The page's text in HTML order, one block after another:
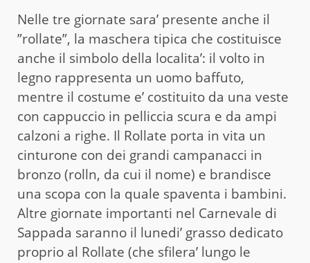
Nelle tre giornate sara’ presente anche il
”rollate”, la maschera tipica che costituisce
anche il simbolo della localita’: il volto in
legno rappresenta un uomo baffuto,
mentre il costume e’ costituito da una veste
con cappuccio in pelliccia scura e da ampi
calzoni a righe. Il Rollate porta in vita un
cinturone con dei grandi campanacci in
bronzo (rolln, da cui il nome) e brandisce
una scopa con la quale spaventa i bambini.
Altre giornate importanti nel Carnevale di
Sappada saranno il lunedi’ grasso dedicato
proprio al Rollate (che sfilera’ lungo le